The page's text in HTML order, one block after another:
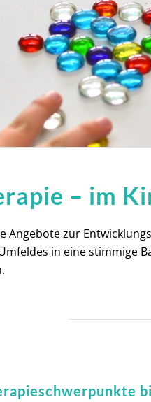
– im
zur
in eine